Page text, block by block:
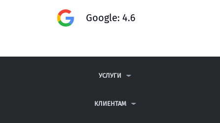
Google: 4.6
УСЛУГИ
ДИПЛОМНЫЕ РАБОТЫ
КЛИЕНТАМ